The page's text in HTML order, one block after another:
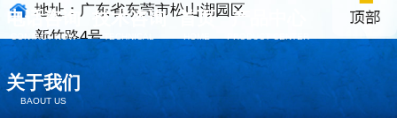
地址：广东省东莞市松山湖园区
新竹路4号
电话咨询
CONTACT NOW
技术咨询 首页 产品中心
关于我们
BAOUT US